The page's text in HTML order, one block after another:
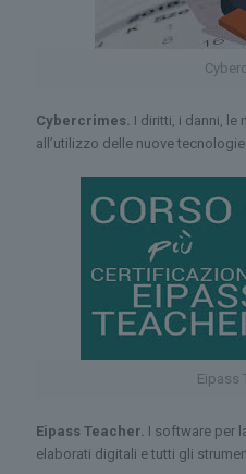
Cybercrimes. I diritti, i danni, le
all’utilizzo delle nuove tecnologie
Eipass
Eipass Teacher. I software per
elaborati digitali e tutti gli